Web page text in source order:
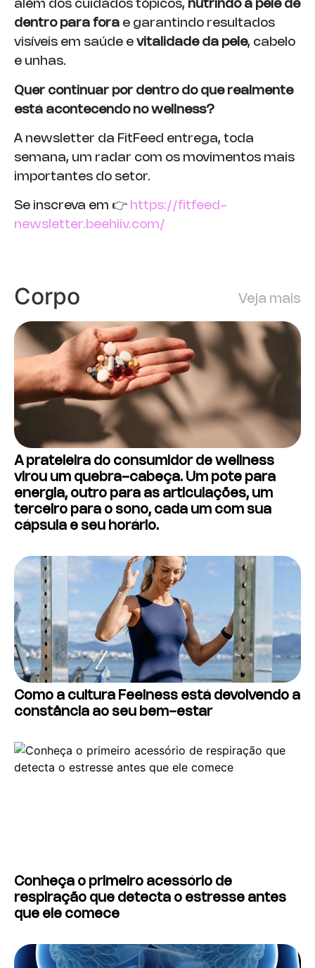
além dos cuidados tópicos, nutrindo a pele de
dentro para fora e garantindo resultados
visíveis em saúde e vitalidade da pele, cabelo
e unhas.
Quer continuar por dentro do que realmente
está acontecendo no wellness?
A newsletter da FitFeed entrega, toda
semana, um radar com os movimentos mais
importantes do setor.
Se inscreva em 👉 https://fitfeed-
newsletter.beehiiv.com/
Corpo Veja mais
A prateleira do consumidor de wellness
virou um quebra-cabeça. Um pote para
energia, outro para as articulações, um
terceiro para o sono, cada um com sua
cápsula e seu horário.
Como a cultura Feelness está devolvendo a
constância ao seu bem-estar
Conheça o primeiro acessório de
respiração que detecta o estresse antes
que ele comece